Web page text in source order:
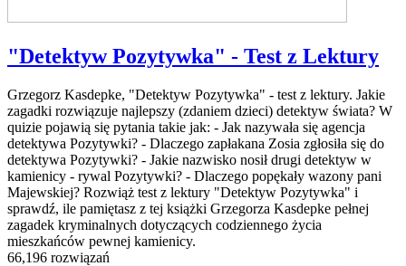
"Detektyw Pozytywka" - Test z Lektury
Grzegorz Kasdepke, "Detektyw Pozytywka" - test z lektury. Jakie
zagadki rozwiązuje najlepszy (zdaniem dzieci) detektyw świata? W
quizie pojawią się pytania takie jak: - Jak nazywała się agencja
detektywa Pozytywki? - Dlaczego zapłakana Zosia zgłosiła się do
detektywa Pozytywki? - Jakie nazwisko nosił drugi detektyw w
kamienicy - rywal Pozytywki? - Dlaczego popękały wazony pani
Majewskiej? Rozwiąż test z lektury "Detektyw Pozytywka" i
sprawdź, ile pamiętasz z tej książki Grzegorza Kasdepke pełnej
zagadek kryminalnych dotyczących codziennego życia
mieszkańców pewnej kamienicy.
66,196 rozwiązań